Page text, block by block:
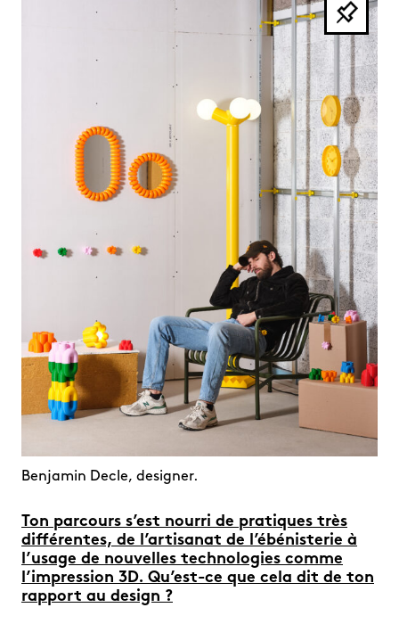
Benjamin Decle, designer.
Ton parcours s’est nourri de pratiques très
différentes, de l’artisanat de l’ébénisterie à
l’usage de nouvelles technologies comme
l’impression 3D. Qu’est-ce que cela dit de ton
rapport au design ?